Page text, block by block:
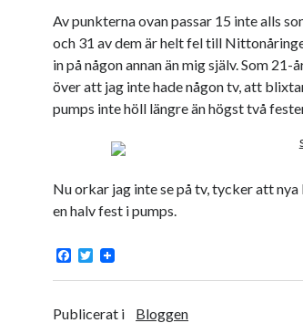
Av punkterna ovan passar 15 inte alls
och 31 av dem är helt fel till
in på någon annan än mig själv. Som
över att jag inte hade någon tv, att
pumps inte höll längre än högst två
Nu orkar jag inte se på tv, tycker att
en halv fest i pumps.
F
c
b
T
i
t
Publicerat i Bloggen